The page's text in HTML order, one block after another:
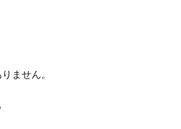
ません。